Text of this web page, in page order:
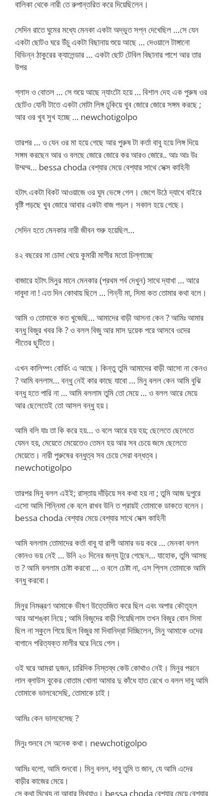
বালিকা থেকে নারী তে রুপান্তরিত করে দিয়েছিলেন।
সেদিন রাতে ঘুমের মধ্যে মেনকা একটা অদ্ভুত সপ্ন দেখেছিল …সে যেন
একটা ছোটও ঘরে উঁচু একটা বিছানায় শুয়ে আছে … দেওয়ালে টাঙ্গানো
বিভিন্ন ঠাকুরের ক্যালেন্ডার … একটা ছোট টেবিল বিছানার পাশে আর তার
উপর
গ্লাস ও বোতল … সে শুয়ে আছে ন্যাংটো হয়ে … বিশাল দেহ এক পুরুষ ওর
ছোটও যোনী টাতে একটা মোটা লিঙ্গ ঢুকিয়ে খুব জোরে জোরে সঙ্গম করছে ;
আর ওর খুব সুখ হচ্ছে … newchotigolpo
তারপর … ও যেন ওর মা হয়ে গেছে আর পুরুষ টা কর্তা বাবু হয়ে লিঙ্গ দিয়ে
সঙ্গম করছেন আর ও বলছে জোরে জোরে কর আরও জোরে.. আঃ আঃ উঃ
উম্মম্ম… bessa choda বেশ্যার মেয়ে বেশ্যার সাথে সেক্স কাহিনী
হটাৎ একটা বিকট আওয়াজে ওর ঘুম ভেঙ্গে গেল। জেগে উঠে দ্যাখে বাইরে
বৃষ্টি পড়ছে খুব জোরে আবার একটা বাজ পড়ল। সকাল হয়ে গেছে।
সেদিন হতে মেনকার নারী জীবন শুরু হয়েছিল…
৪২ বছরের মা চোদা খেয়ে কুমারী মাগীর মতো চিল্লাচ্ছে
বাজারে হটাৎ মিনুর মানে মেনকার (প্রথম পর্ব দেখুন) সাথে দ্যাখা … আরে
দাবুদা না ! এত দিন কোথায় ছিলে … গিন্নী মা, সিমা কত তোমার কথা বলে।
আমি ও তোমাকে কত খুজেছি… আমাদের বাড়ী আসনা কেন ? আমিঃ আমার
বন্ধু বিজুর খবর কি ? ও বলল বিজু আর মাস দুয়েক পরে আসবে ওদের
শীতের ছুটিতে।
এখন কালিম্পং বোর্ডিং এ আছে। কিন্তু তুমি আমাদের বাড়ী আসো না কেনও
? আমি বললাম… বন্ধু নেই কার কাছে যাবো … মিনু বলল কেন আমি বুঝি
বন্ধু হতে পারি না … আমি বললাম তুমি তো মেয়ে … ও বলল আরে মেয়ে
আর ছেলেতেই তো আসল বন্ধু হয়।
আমি বলি যাঃ তা কি করে হয়… ও বলে আরে হয় হয়; ছেলেতে ছেলেতে
যেমন হয়, মেয়েতে মেয়েতেও তেমন হয় আর সব চেয়ে জমে ছেলেতে
মেয়েতে। নারী পুরুষের বন্ধুত্ব সব চেয়ে সেরা বন্ধত্ব।
newchotigolpo
তারপর মিনু বলল এইই; রাস্তায় দাঁড়িয়ে সব কথা হয় না ; তুমি আজ দুপুরে
এসো আমি গিন্নিমা কে বলে রাখব উনি ত প্রায়ই তোমাকে ডাকতে বলেন।
bessa choda বেশ্যার মেয়ে বেশ্যার সাথে সেক্স কাহিনী
আমি বললাম তোমাদের কর্তা বাবু যা রাগী আমার ভয় করে … মেনকা বলল
কোনও ভয় নেই … উনি ২০ দিনের জন্য টুরে গেছেন… যাহোক, তুমি আসছ
ত ? আমি বললাম চেষ্টা করবো … ও বলে চেষ্টা না, এস প্লিস তোমাকে আমি
বন্ধু করবো।
মিনুর নিমন্ত্রণ আমাকে ভীষণ উত্তেজিত করে ছিল এবং অপার কৌতূহল
আর আশঙ্কা নিয়ে ; আমি বিজুদের বাড়ী গিয়েছিলাম তখন বিজুর বোন সিমা
ছিল না স্কুলে গিয়ে ছিল বিজুর মা দিবানিদ্রা দিচ্ছিলেন, মিনু আমাকে ওদের
বাগানে পরিত্যক্ত মালীর ঘরে নিয়ে গেল।
ওই ঘরে আমরা দুজন, চারিদিক নিস্তব্ধ কেউ কোথাও নেই। মিনুর পরনে
লাল ব্লাউস বুকের বোতাম খোলা আমার দু কাঁধে হাত রেখে ও বলল দাবু আমি
তোমাকে ভালবেসেছি, তোমাকে চাই।
আমিঃ কেন ভালবেসেছ ?
মিনুঃ শুনবে সে অনেক কথা। newchotigolpo
আমিঃ বলো, আমি শুনবো। মিনু বলল, দাবু তুমি ত জান, যে আমি এদের
বাড়ীর কাজের মেয়ে।
সে কথা মিথ্যে না আবার মিথ্যাও। bessa choda বেশ্যার মেয়ে বেশ্যার